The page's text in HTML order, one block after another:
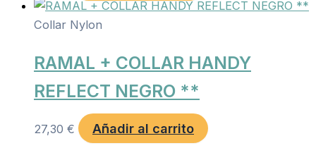
Collar Nylon
RAMAL + COLLAR HANDY
REFLECT NEGRO **
27,30 € Añadir al carrito